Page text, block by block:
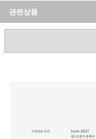
관련상품